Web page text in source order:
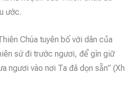
ước.
Chúa tuyên bố với dân của
sứ đi trước ngươi, để gìn giữ
ngươi vào nơi Ta đã dọn sẵn” (Xh